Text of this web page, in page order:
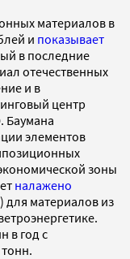
материалов в
и показывает
в последние
отечественных
и в
центр
Баумана
элементов
зоны
налажено
для материалов из
в год с